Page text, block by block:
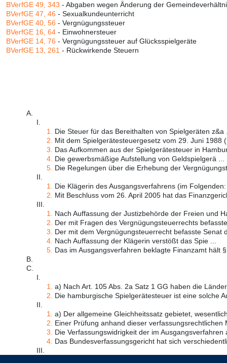
BVerfGE 49, 343 - Abgaben wegen Änderung der
BVerfGE 47, 46 - Sexualkundeunterricht
BVerfGE 40, 56 - Vergnügungssteuer
BVerfGE 16, 64 - Einwohnersteuer
BVerfGE 14, 76 - Vergnügungssteuer auf Glücksspielgeräte
BVerfGE 13, 261 - Rückwirkende Steuern
A.
I.
1.
Die Steuer für das Bereithalten von Spielgeräten z&a
2.
Mit dem Spielgerätesteuergesetz vom 29. Juni 1988
3.
Das Aufkommen aus der Spielgerätesteuer in
4. Die gewerbsmäßige Aufstellung von Geldspielgerä ...
5. Die Regelungen über die Erhebung der
II.
1.
Die Klägerin des Ausgangsverfahrens (im
2.
Mit Beschluss vom 26. April 2005 hat das
III.
1.
Nach Auffassung der Justizbehörde der Freien und
2.
Der mit Fragen des Vergnügungsteuerrechts
3.
Der mit dem Vergnügungsteuerrecht befasste Senat
4. Nach Auffassung der Klägerin verstößt das Spie ...
5. Das im Ausgangsverfahren beklagte Finanzamt hält
B.
C.
I.
1.
a) Nach Art. 105 Abs. 2a Satz 1 GG haben die
2.
Die hamburgische Spielgerätesteuer ist eine solche
II.
1.
a) Der allgemeine Gleichheitssatz gebietet,
2.
Einer Prüfung anhand dieser verfassungsrechtlichen
3.
Die Verfassungswidrigkeit der im Ausgangsverfahren
4. Das Bundesverfassungsgericht hat sich
III.